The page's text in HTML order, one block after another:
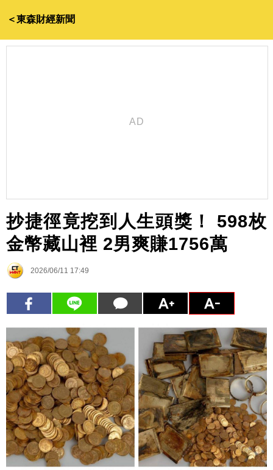
＜東森財經新聞
抄捷徑竟挖到人生頭獎！ 598枚
金幣藏山裡 2男爽賺1756萬
2026/06/11 17:49